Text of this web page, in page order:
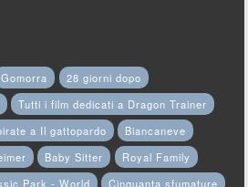
Gomorra
28 giorni dopo
Tutti i film dedicati a Dragon Trainer
a Il gattopardo
Biancaneve
Baby Sitter
Royal Family
Park - World
Cinquanta sfumature